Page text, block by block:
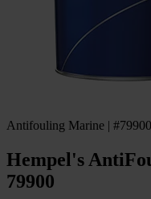
Antifouling Marine | #79900
Hempel's
79900